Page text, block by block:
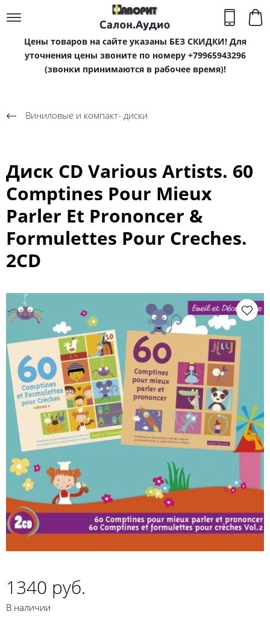
Цены товаров на сайте указаны БЕЗ СКИДКИ! Для
уточнения цены звоните по номеру +79965943296
(звонки принимаются в рабочее время)!
Виниловые и компакт- диски
Диск CD Various Artists. 60
Comptines Pour Mieux
Parler Et Prononcer &
Formulettes Pour Creches.
2CD
1340 руб.
В наличии